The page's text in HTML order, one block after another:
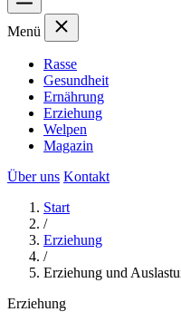
Menü
Rasse
Gesundheit
Ernährung
Erziehung
Welpen
Magazin
Über uns Kontakt
Start
/
Erziehung
/
Erziehung und
Erziehung